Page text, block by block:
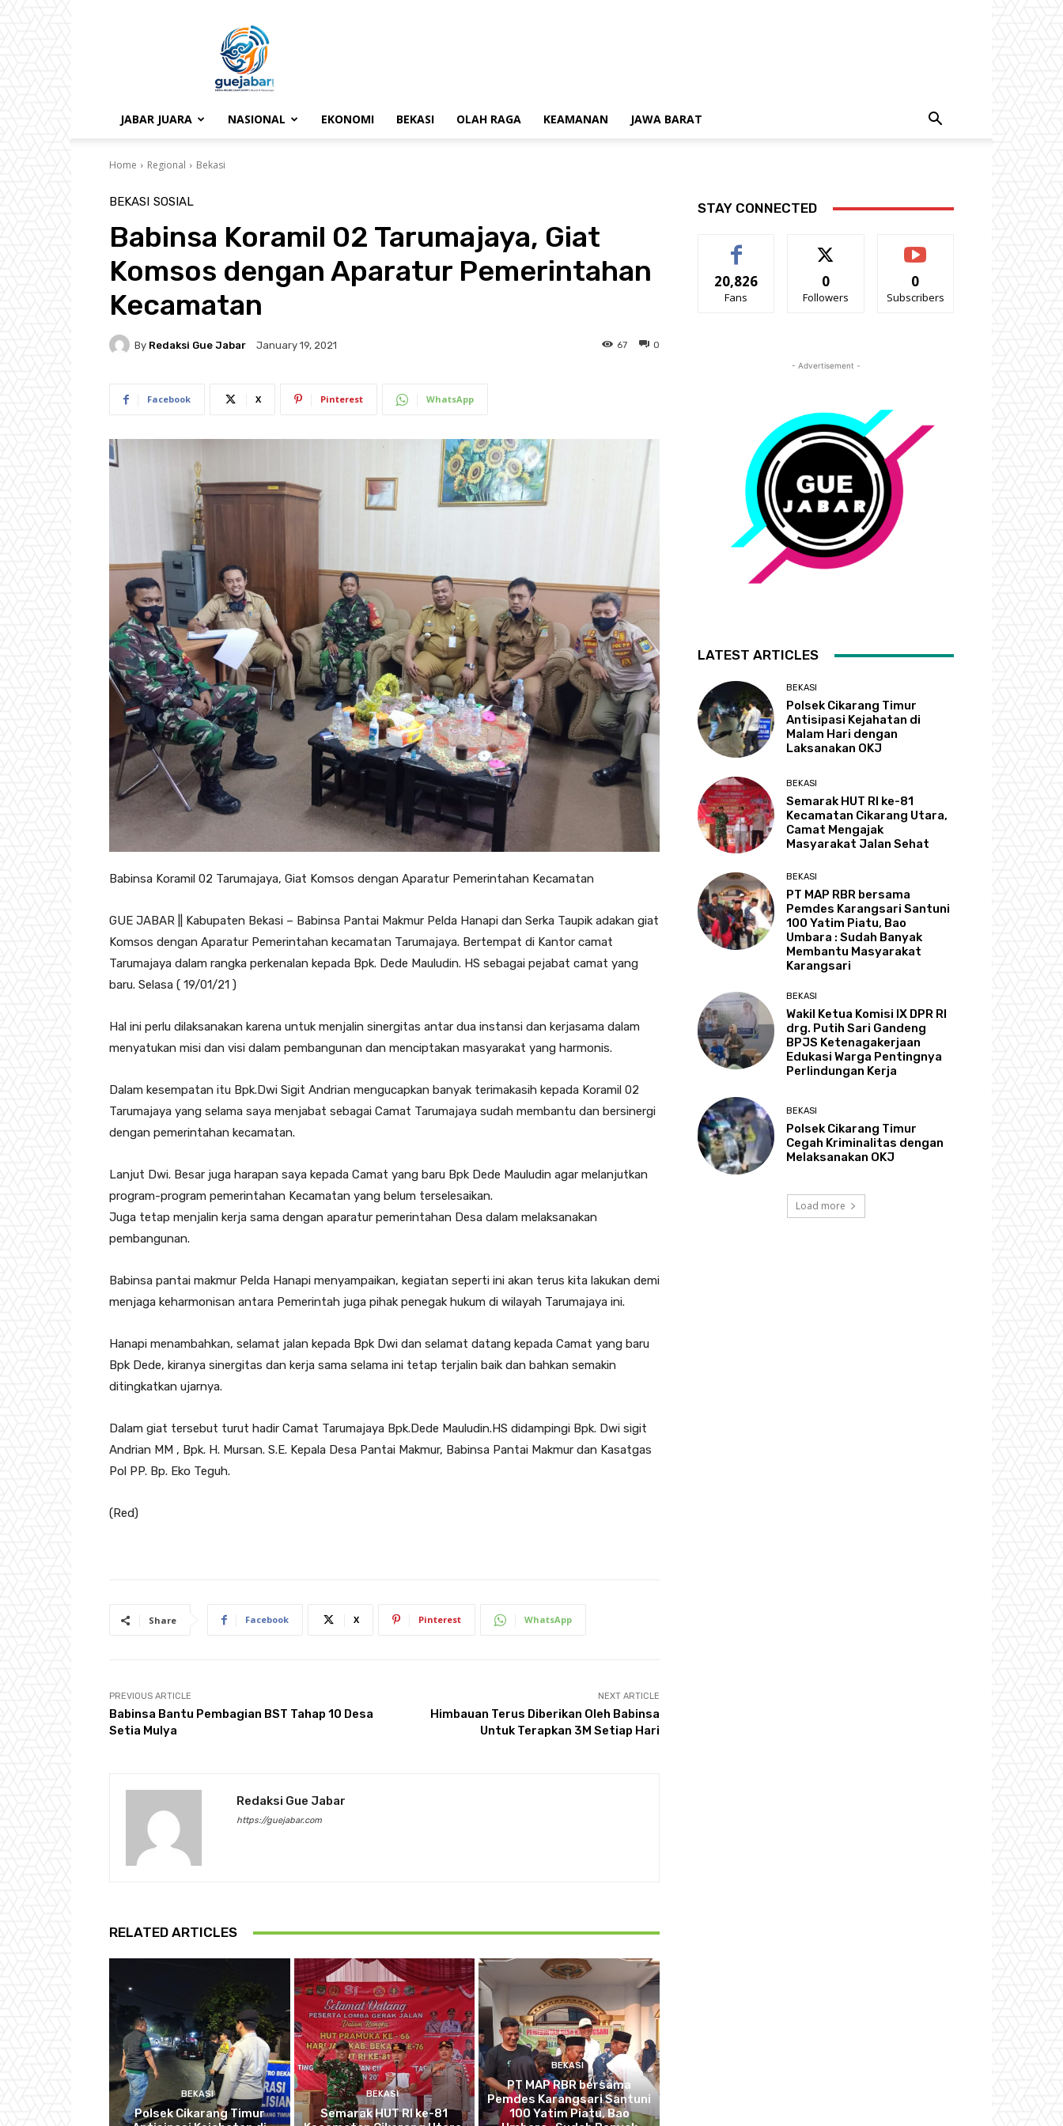
gue
jabar
JABAR JUARA NASIONAL EKONOMI BEKASI OLAH RAGA KEAMANAN JAWA BARAT
Home Regional Bekasi
BEKASI SOSIAL
Babinsa Koramil 02 Tarumajaya, Giat
Komsos dengan Aparatur Pemerintahan
Kecamatan
By Redaksi Gue Jabar January 19, 2021 0
67
Facebook X Pinterest WhatsApp
Babinsa Koramil 02 Tarumajaya, Giat Komsos dengan Aparatur Pemerintahan Kecamatan
GUE JABAR || Kabupaten Bekasi – Babinsa Pantai Makmur Pelda Hanapi dan Serka Taupik adakan giat
Komsos dengan Aparatur Pemerintahan kecamatan Tarumajaya. Bertempat di Kantor camat
Tarumajaya dalam rangka perkenalan kepada Bpk. Dede Mauludin. HS sebagai pejabat camat yang
baru. Selasa ( 19/01/21 )
Hal ini perlu dilaksanakan karena untuk menjalin sinergitas antar dua instansi dan kerjasama dalam
menyatukan misi dan visi dalam pembangunan dan menciptakan masyarakat yang harmonis.
Dalam kesempatan itu Bpk.Dwi Sigit Andrian mengucapkan banyak terimakasih kepada Koramil 02
Tarumajaya yang selama saya menjabat sebagai Camat Tarumajaya sudah membantu dan bersinergi
dengan pemerintahan kecamatan.
Lanjut Dwi. Besar juga harapan saya kepada Camat yang baru Bpk Dede Mauludin agar melanjutkan
program-program pemerintahan Kecamatan yang belum terselesaikan.
Juga tetap menjalin kerja sama dengan aparatur pemerintahan Desa dalam melaksanakan
pembangunan.
Babinsa pantai makmur Pelda Hanapi menyampaikan, kegiatan seperti ini akan terus kita lakukan demi
menjaga keharmonisan antara Pemerintah juga pihak penegak hukum di wilayah Tarumajaya ini.
Hanapi menambahkan, selamat jalan kepada Bpk Dwi dan selamat datang kepada Camat yang baru
Bpk Dede, kiranya sinergitas dan kerja sama selama ini tetap terjalin baik dan bahkan semakin
ditingkatkan ujarnya.
Dalam giat tersebut turut hadir Camat Tarumajaya Bpk.Dede Mauludin.HS didampingi Bpk. Dwi sigit
Andrian MM , Bpk. H. Mursan. S.E. Kepala Desa Pantai Makmur, Babinsa Pantai Makmur dan Kasatgas
Pol PP. Bp. Eko Teguh.
(Red)
Share Facebook X Pinterest WhatsApp
PREVIOUS ARTICLE
Babinsa Bantu Pembagian BST Tahap 10 Desa
Setia Mulya
NEXT ARTICLE
Himbauan Terus Diberikan Oleh Babinsa
Untuk Terapkan 3M Setiap Hari
Redaksi Gue Jabar
https://guejabar.com
RELATED ARTICLES
BEKASI
Polsek Cikarang Timur
BEKASI
Semarak HUT RI ke-81
BEKASI
PT MAP RBR bersama
Pemdes Karangsari Santuni
100 Yatim Piatu, Bao
STAY CONNECTED
20,826
Fans
0
Followers
0
Subscribers
- Advertisement -
LATEST ARTICLES
BEKASI
Polsek Cikarang Timur
Antisipasi Kejahatan di
Malam Hari dengan
Laksanakan OKJ
BEKASI
Semarak HUT RI ke-81
Kecamatan Cikarang Utara,
Camat Mengajak
Masyarakat Jalan Sehat
BEKASI
PT MAP RBR bersama
Pemdes Karangsari Santuni
100 Yatim Piatu, Bao
Umbara : Sudah Banyak
Membantu Masyarakat
Karangsari
BEKASI
Wakil Ketua Komisi IX DPR RI
drg. Putih Sari Gandeng
BPJS Ketenagakerjaan
Edukasi Warga Pentingnya
Perlindungan Kerja
BEKASI
Polsek Cikarang Timur
Cegah Kriminalitas dengan
Melaksanakan OKJ
Load more